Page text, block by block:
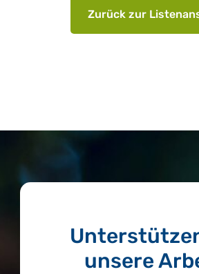
Zurück zur
unsere